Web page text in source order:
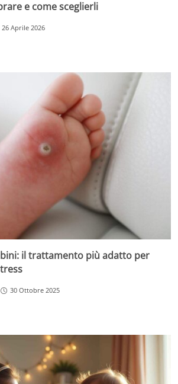
e come sceglierli
26 Aprile 2026
il trattamento più adatto per
30 Ottobre 2025